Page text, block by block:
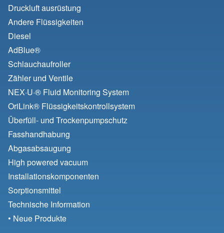
Druckluft ausrüstung
Andere Flüssigkeiten
Diesel
AdBlue®
Schlauchaufroller
Zähler und Ventile
NEX·U·® Fluid Monitoring System
OriLink® Flüssigkeitskontrollsystem
Überfüll- und Trockenpumpschutz
Fasshandhabung
Abgasabsaugung
High powered vacuum
Installationskomponenten
Sorptionsmittel
Technische Information
• Neue Produkte